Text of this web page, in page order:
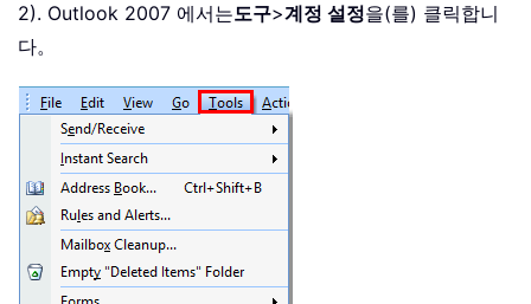
2). Outlook 2007 에서는도구>계정 설정을(를) 클릭합니
다。